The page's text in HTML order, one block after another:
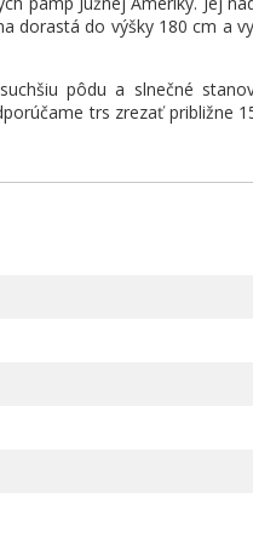
dorastá do výšky 180 cm a
pôdu a slnečné
trs zrezať približne